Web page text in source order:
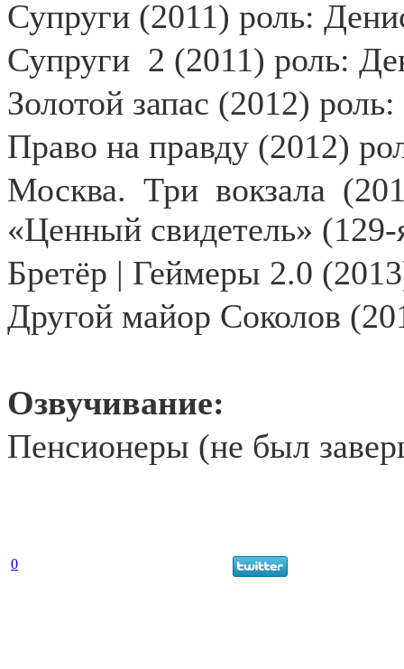
Супруги (2011) роль:
Супруги 2 (2011) роль:
Золотой запас (2012)
Право на правду (2012)
Москва. Три вокзала
«Ценный свидетель» (129-
Бретёр | Геймеры 2.0
Другой майор Соколов
Озвучивание:
Пенсионеры (не был
0